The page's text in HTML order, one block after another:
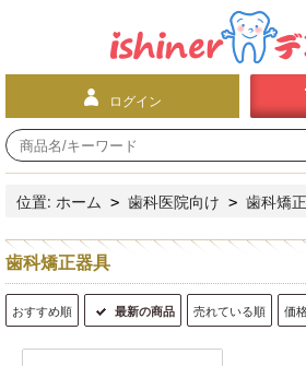
ログイン
位置: ホーム > 歯科医院向け > 歯科矯
歯科矯正器具
おすすめ順 最新の商品 売れている順 価